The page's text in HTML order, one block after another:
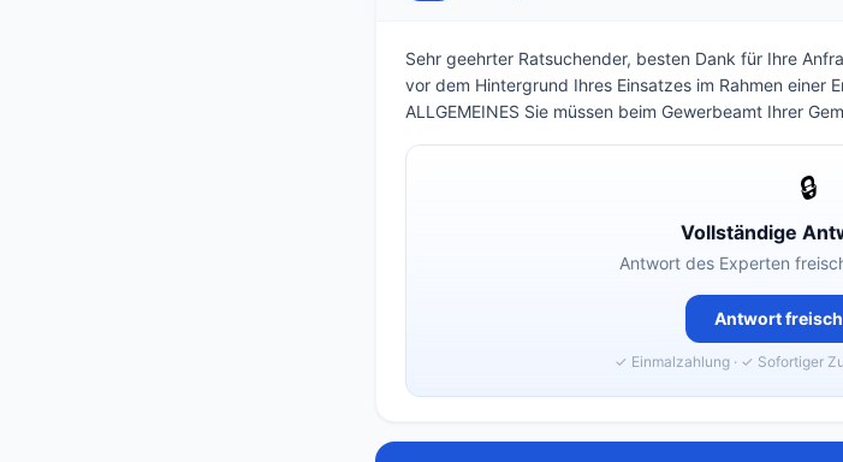
Sehr geehrter Ratsuchender, besten Dank für Ihre
vor dem Hintergrund Ihres Einsatzes im Rahmen
ALLGEMEINES Sie müssen beim Gewerbeamt Ihrer
🔒
Vollständige
Antwort des Experten
Antwort
✓ Einmalzahlung · ✓ Sofortiger